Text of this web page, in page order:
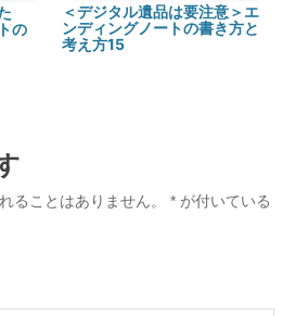
の
＜デジタル遺品は要注意＞エ
ンディングノートの書き方と
考え方15
ることはありません。 * が付いている